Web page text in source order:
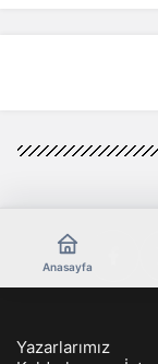
Anasayfa
Yazarlarımız